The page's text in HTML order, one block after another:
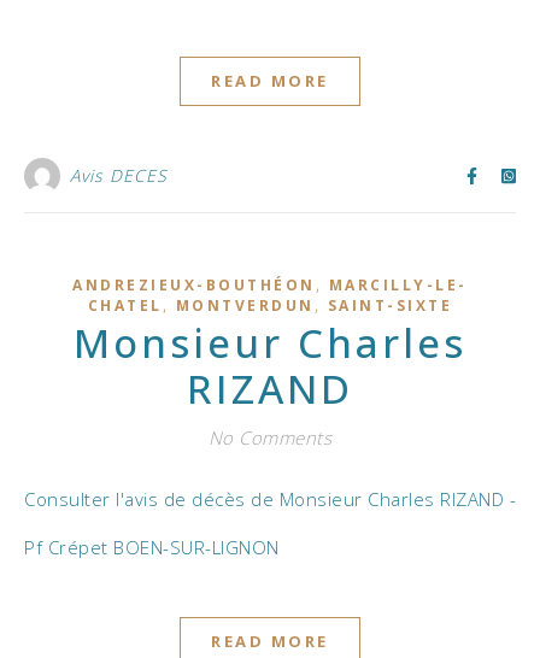
READ MORE
Avis DECES
ANDREZIEUX-BOUTHÉON , MARCILLY-LE-
CHATEL , MONTVERDUN , SAINT-SIXTE
Monsieur Charles
RIZAND
No Comments
Consulter l'avis de décès de Monsieur Charles RIZAND -
Pf Crépet BOEN-SUR-LIGNON
READ MORE